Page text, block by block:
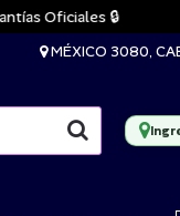
Oficiales 🔒
MÉXICO 3080,